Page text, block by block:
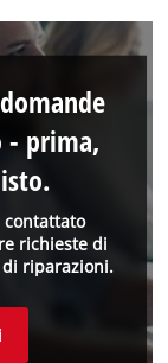
contattato
richieste di
riparazioni.
- prima,